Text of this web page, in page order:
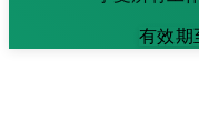
有效期